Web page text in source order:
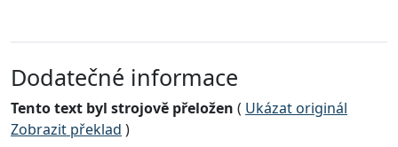
Dodatečné informace
Tento text byl strojově přeložen ( Ukázat originál
Zobrazit překlad )